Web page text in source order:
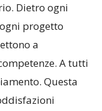
capace di unire
Dietro ogni
progetto
a
A tutti
Questa